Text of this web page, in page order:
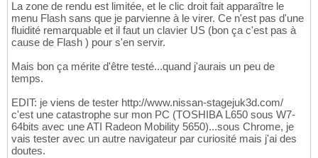
La zone de rendu est limitée, et le clic droit fait apparaître le
menu Flash sans que je parvienne à le virer. Ce n'est pas d'une
fluidité remarquable et il faut un clavier US (bon ça c'est pas à
cause de Flash ) pour s'en servir.
Mais bon ça mérite d'être testé...quand j'aurais un peu de
temps.
EDIT: je viens de tester http://www.nissan-stagejuk3d.com/
c'est une catastrophe sur mon PC (TOSHIBA L650 sous W7-
64bits avec une ATI Radeon Mobility 5650)...sous Chrome, je
vais tester avec un autre navigateur par curiosité mais j'ai des
doutes.